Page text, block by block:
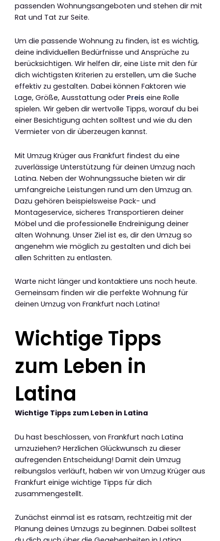
passenden Wohnungsangeboten und stehen dir mit
Rat und Tat zur Seite.
Um die passende Wohnung zu finden, ist es wichtig,
deine individuellen Bedürfnisse und Ansprüche zu
berücksichtigen. Wir helfen dir, eine Liste mit den für
dich wichtigsten Kriterien zu erstellen, um die Suche
effektiv zu gestalten. Dabei können Faktoren wie
Lage, Größe, Ausstattung oder Preis eine Rolle
spielen. Wir geben dir wertvolle Tipps, worauf du bei
einer Besichtigung achten solltest und wie du den
Vermieter von dir überzeugen kannst.
Mit Umzug Krüger aus Frankfurt findest du eine
zuverlässige Unterstützung für deinen Umzug nach
Latina. Neben der Wohnungssuche bieten wir dir
umfangreiche Leistungen rund um den Umzug an.
Dazu gehören beispielsweise Pack- und
Montageservice, sicheres Transportieren deiner
Möbel und die professionelle Endreinigung deiner
alten Wohnung. Unser Ziel ist es, dir den Umzug so
angenehm wie möglich zu gestalten und dich bei
allen Schritten zu entlasten.
Warte nicht länger und kontaktiere uns noch heute.
Gemeinsam finden wir die perfekte Wohnung für
deinen Umzug von Frankfurt nach Latina!
Wichtige Tipps
zum Leben in
Latina
Wichtige Tipps zum Leben in Latina
Du hast beschlossen, von Frankfurt nach Latina
umzuziehen? Herzlichen Glückwunsch zu dieser
aufregenden Entscheidung! Damit dein Umzug
reibungslos verläuft, haben wir von Umzug Krüger aus
Frankfurt einige wichtige Tipps für dich
zusammengestellt.
Zunächst einmal ist es ratsam, rechtzeitig mit der
Planung deines Umzugs zu beginnen. Dabei solltest